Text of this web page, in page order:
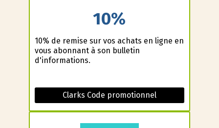
10%
10% de remise sur vos achats en ligne en
vous abonnant à son bulletin
d'informations.
Clarks Code promotionnel